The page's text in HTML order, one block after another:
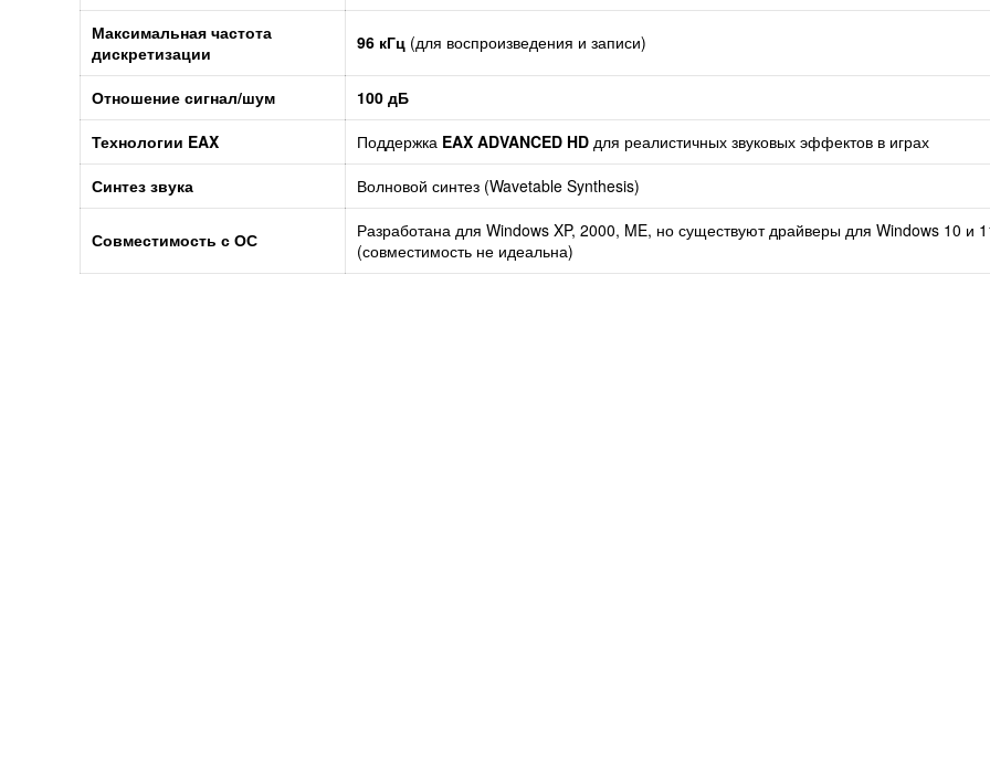
Максимальная частота
дискретизации
96 кГц (для воспроизведения и записи)
Отношение сигнал/шум
100 дБ
Технологии EAX
Поддержка EAX ADVANCED HD для реалистичных звуковых эффектов в играх
Синтез звука
Волновой синтез (Wavetable Synthesis)
Совместимость с ОС
Разработана для Windows XP, 2000, ME, но существуют драйверы для Windows 10 и
(совместимость не идеальна)